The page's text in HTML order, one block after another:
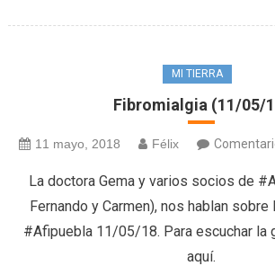
MI TIERRA
Fibromialgia (11/05/
11 mayo, 2018 Félix
La doctora Gema y varios socios de
Fernando y Carmen), nos hablan
#Afipuebla 11/05/18. Para escuchar la
aquí.